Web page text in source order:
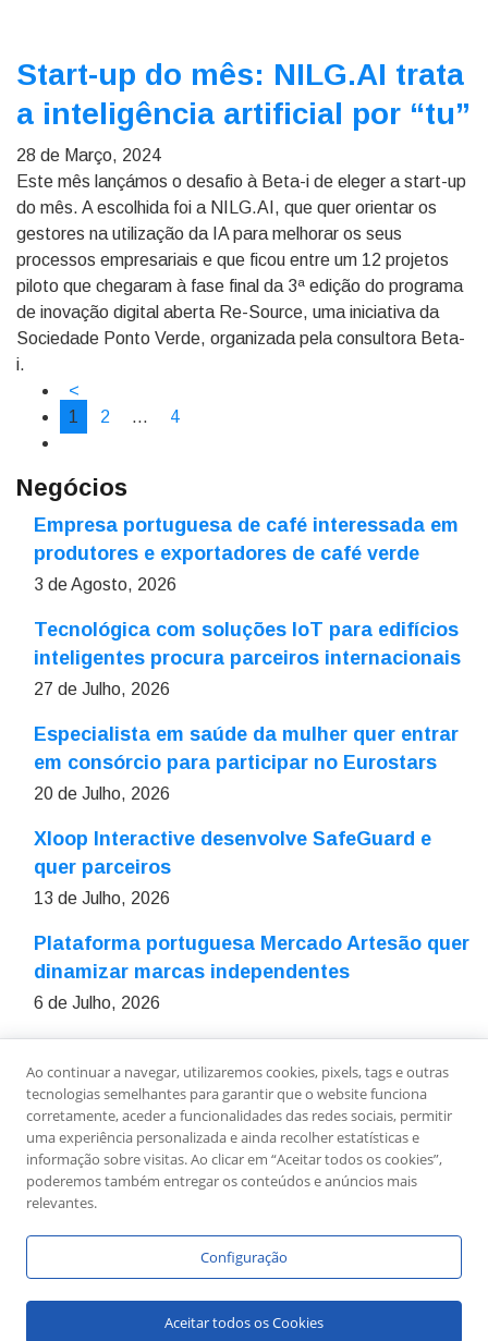
Start-up do mês: NILG.AI trata
a inteligência artificial por “tu”
28 de Março, 2024
Este mês lançámos o desafio à Beta-i de eleger a start-up
do mês. A escolhida foi a NILG.AI, que quer orientar os
gestores na utilização da IA para melhorar os seus
processos empresariais e que ficou entre um 12 projetos
piloto que chegaram à fase final da 3ª edição do programa
de inovação digital aberta Re-Source, uma iniciativa da
Sociedade Ponto Verde, organizada pela consultora Beta-
i.
<
1
2 … 4
Negócios
Empresa portuguesa de café interessada em
produtores e exportadores de café verde
3 de Agosto, 2026
Tecnológica com soluções IoT para edifícios
inteligentes procura parceiros internacionais
27 de Julho, 2026
Especialista em saúde da mulher quer entrar
em consórcio para participar no Eurostars
20 de Julho, 2026
Xloop Interactive desenvolve SafeGuard e
quer parceiros
13 de Julho, 2026
Plataforma portuguesa Mercado Artesão quer
dinamizar marcas independentes
6 de Julho, 2026
Sobre Nós Ficha Técnica
Estatuto Editorial
Política de Privacidade
Contactos Newsletter
Ao continuar a navegar, utilizaremos cookies, pixels, tags e outras
tecnologias semelhantes para garantir que o website funciona
corretamente, aceder a funcionalidades das redes sociais, permitir
uma experiência personalizada e ainda recolher estatísticas e
informação sobre visitas. Ao clicar em “Aceitar todos os cookies”,
poderemos também entregar os conteúdos e anúncios mais
relevantes.
Configuração
Aceitar todos os Cookies